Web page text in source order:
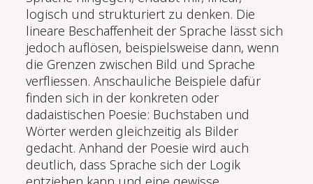
logisch und strukturiert zu denken. Die
lineare Beschaffenheit der Sprache lässt sich
jedoch auflösen, beispielsweise dann, wenn
die Grenzen zwischen Bild und Sprache
verfliessen. Anschauliche Beispiele dafür
finden sich in der konkreten oder
dadaistischen Poesie: Buchstaben und
Wörter werden gleichzeitig als Bilder
gedacht. Anhand der Poesie wird auch
deutlich, dass Sprache sich der Logik